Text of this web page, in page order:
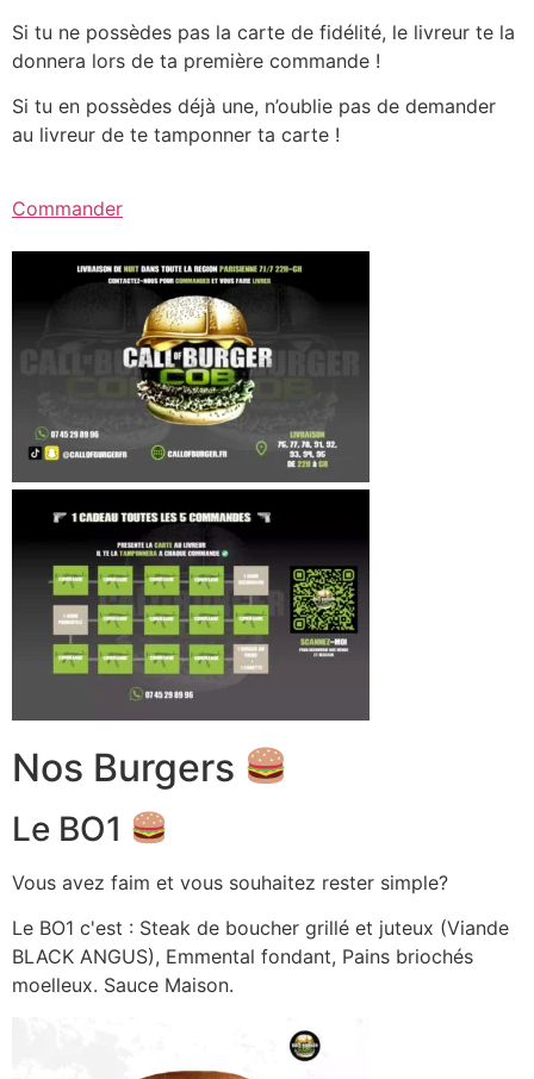
Si tu ne possèdes pas la carte de fidélité, le livreur te la
donnera lors de ta première commande !
Si tu en possèdes déjà une, n’oublie pas de demander
au livreur de te tamponner ta carte !
Commander
Nos Burgers
Le BO1
Vous avez faim et vous souhaitez rester simple?
Le BO1 c'est : Steak de boucher grillé et juteux (Viande
BLACK ANGUS), Emmental fondant, Pains briochés
moelleux. Sauce Maison.